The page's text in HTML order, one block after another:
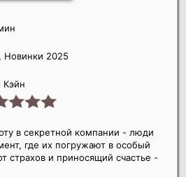
Новинки 2025
Кэйн
в секретной компании - люди
где их погружают в особый
страхов и приносящий счастье -